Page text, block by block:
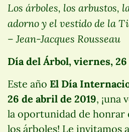
Los árboles, los arbustos,
adorno y el vestido de la
– Jean-Jacques Rousseau
Día del Árbol, viernes,
Este año El Día
26 de abril de 2019, ¡una
la oportunidad de honrar
los árboles! Le invitamos